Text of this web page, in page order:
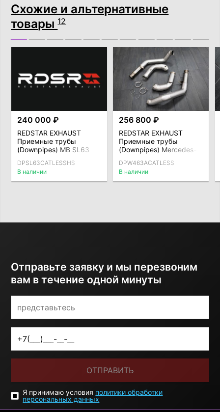
Схожие и альтернативные
товары12
240 000 ₽
REDSTAR EXHAUST
Приемные трубы
(Downpipes) MB SL63
катализаторов с
термозащитой
DPSL63CATLESSHS
В наличии
256 800 ₽
REDSTAR EXHAUST
Приемные трубы
(Downpipes) Mercedes-
катализаторов с
термозащитой
DPW463ACATLESS
В наличии
Отправьте заявку и мы перезвоним
вам в течение одной минуты
ОТПРАВИТЬ
Я принимаю условия политики обработки
персональных данных